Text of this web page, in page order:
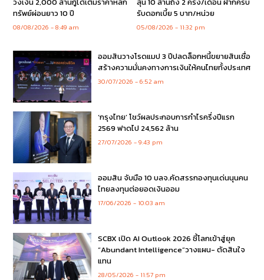
วงเงิน 2,000 ล้านกู้ได้เต็มราคาหลัก
ทรัพย์ผ่อนยาว 10 ปี
08/08/2026 8:49 am
ลุ้น 10 ล้านถึง 2 ครั้ง/เดือน ฝากครบ
รับดอกเบี้ย 5 บาท/หน่วย
05/08/2026 11:32 pm
ออมสินวางโรดแมป 3 ปีปลดล็อกหนี้ขยายสินเชื่อ
สร้างความมั่นคงทางการเงินให้คนไทยทั้งประเทศ
30/07/2026 6:52 am
‘กรุงไทย’ โชว์ผลประกอบการกำไรครึ่งปีแรก
2569 ฟาดไป 24,562 ล้าน
27/07/2026 9:43 pm
ออมสิน จับมือ 10 บลจ.คัดสรรกองทุนเด่นนุนคน
ไทยลงทุนต่อยอดเงินออม
17/06/2026 10:03 am
SCBX เปิด AI Outlook 2026 ชี้โลกเข้าสู่ยุค
“Abundant Intelligence”วางแผน- ตัดสินใจ
แทน
28/05/2026 11:57 pm